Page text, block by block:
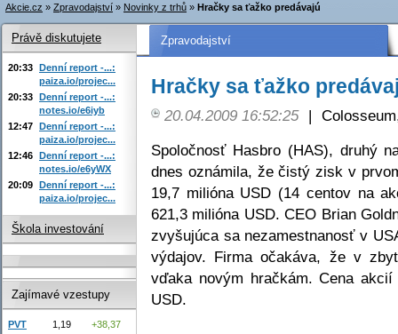
Akcie.cz » Zpravodajství » Novinky z trhů » Hračky sa ťažko predávajú
Zpravodajství
Hračky sa ťažko
20.04.2009 16:52:25 |
Spoločnosť Hasbro (HAS), druhý
dnes oznámila, že čistý zisk v
19,7 milióna USD (14 centov na
621,3 milióna USD. CEO Brian
zvyšujúca sa nezamestnanosť v
výdajov. Firma očakáva, že v
vďaka novým hračkám. Cena
USD.
Právě diskutujete
20:33 Denní report -...:
paiza.io/projec...
20:33 Denní report -...:
notes.io/e6iyb
12:47 Denní report -...:
paiza.io/projec...
12:46 Denní report -...:
notes.io/e6yWX
20:09 Denní report -...:
paiza.io/projec...
Škola investování
Zajímavé vzestupy
PVT 1,19
+38,37